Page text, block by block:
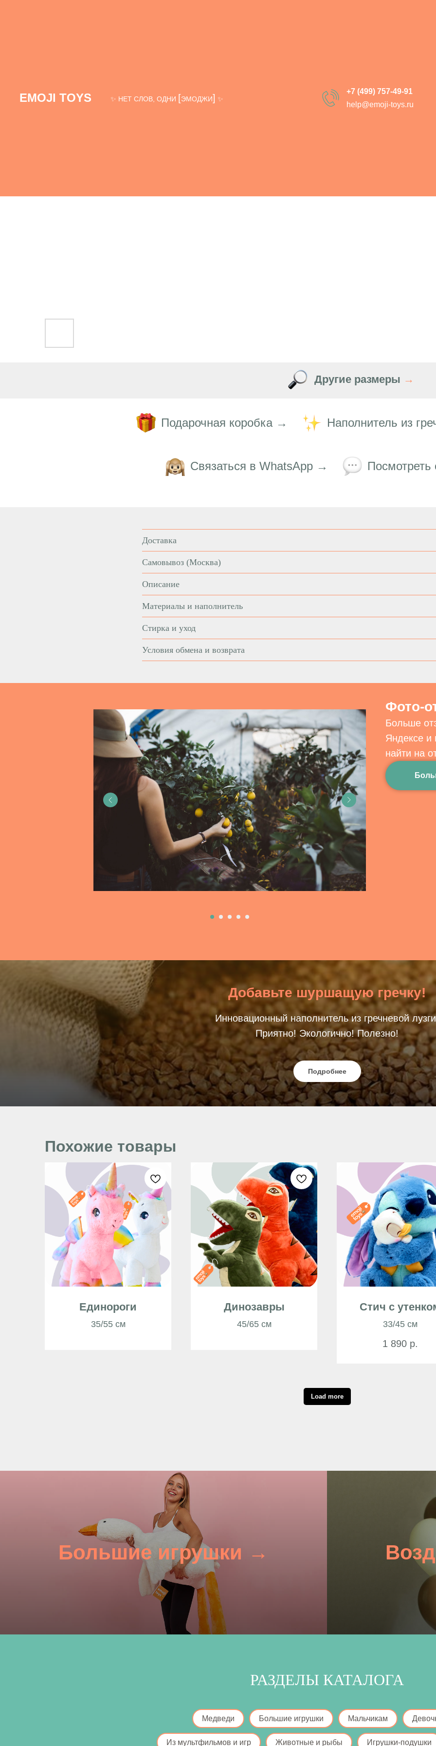
EMOJI TOYS ✨ НЕТ СЛОВ, ОДНИ [ЭМОДЖИ] ✨
+7 (499) 757-49-91
help@emoji-toys.ru
1 290 р. 1 890
Другие размеры →
Подарочная коробка → Наполнитель из
Связаться в WhatsApp →
Доставка
Самовывоз (Москва)
Описание
Материалы и наполнитель
Стирка и уход
Условия обмена и возврата
Фото-
Больше
Яндексе и
найти на
Добавьте шуршащую гречку!
Инновационный наполнитель из гречневой
Приятно! Экологично! Полезно!
Подробнее
Похожие товары
Единороги
35/55 см
Динозавры
45/65 см
Стич с
33/45 см
1 890 р.
Load more
Большие игрушки →
РАЗДЕЛЫ КАТАЛОГА
Медведи Большие игрушки Мальчикам
Из мультфильмов и игр Животные и рыбы Игрушки-подушки